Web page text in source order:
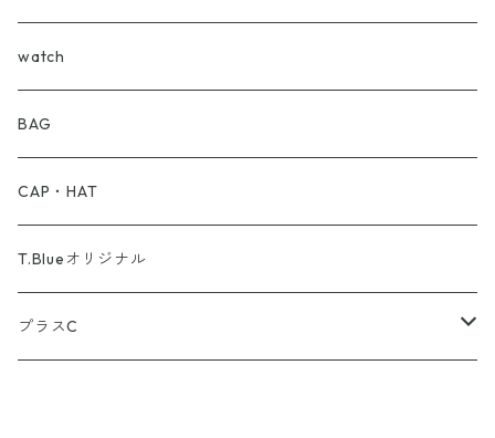
Barbour
BEAMS
BRU NA BOINN
brixton
COMME des GARCONS
T-Shirt
watch
BAG
CAP・HAT
T.Blueオリジナル
プラスC